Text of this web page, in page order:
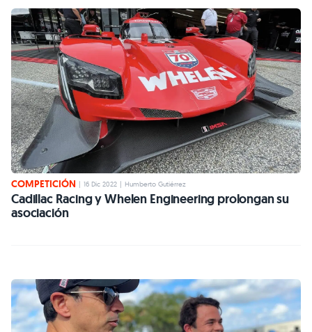
COMPETICIÓN | 16 Dic 2022 | Humberto Gutiérrez
Cadillac Racing y Whelen Engineering prolongan su
asociación